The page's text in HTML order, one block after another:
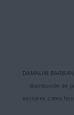
DAMALIM
distribución de
sectores como